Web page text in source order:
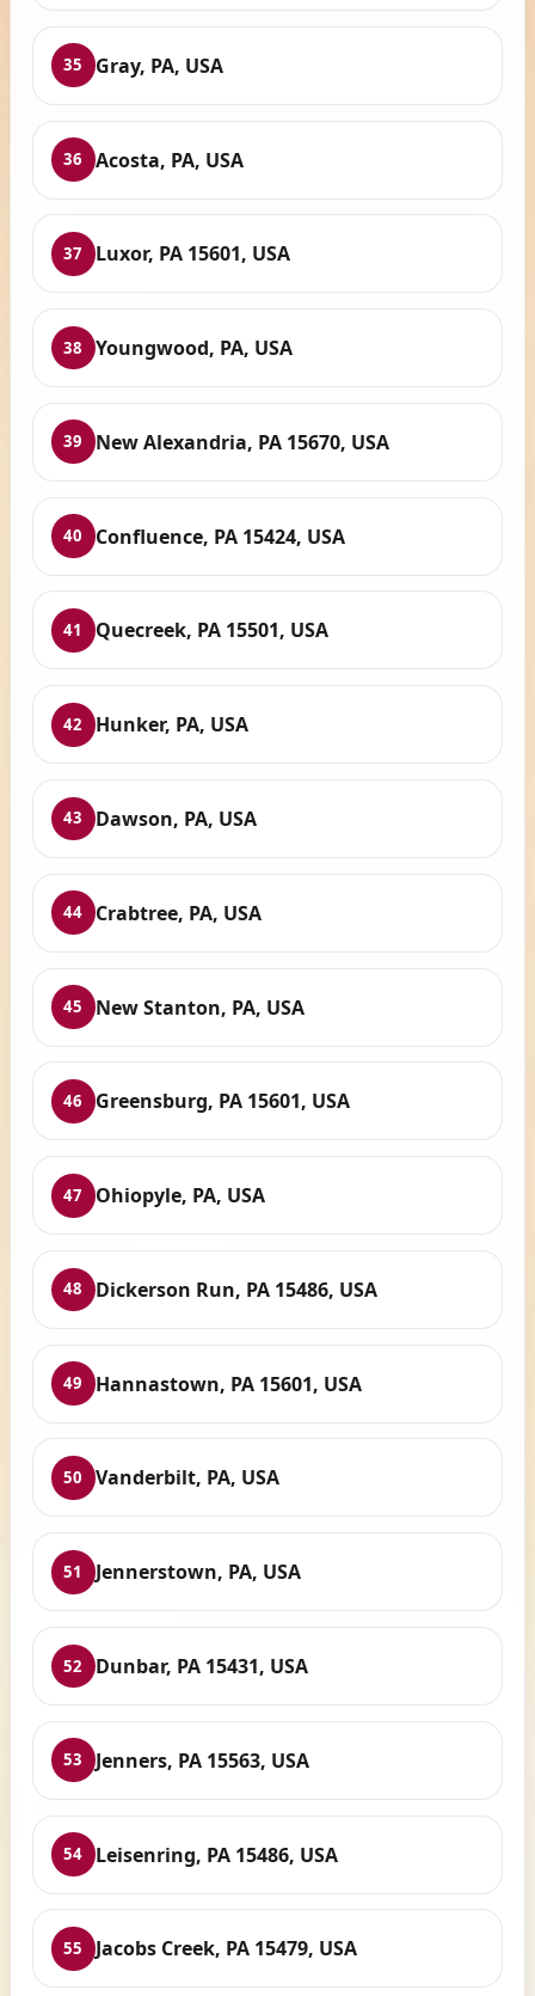
35 Gray, PA, USA
36 Acosta, PA, USA
37 Luxor, PA 15601, USA
38 Youngwood, PA, USA
39 New Alexandria, PA 15670, USA
40 Confluence, PA 15424, USA
41 Quecreek, PA 15501, USA
42 Hunker, PA, USA
43 Dawson, PA, USA
44 Crabtree, PA, USA
45 New Stanton, PA, USA
46 Greensburg, PA 15601, USA
47 Ohiopyle, PA, USA
48 Dickerson Run, PA 15486, USA
49 Hannastown, PA 15601, USA
50 Vanderbilt, PA, USA
51 Jennerstown, PA, USA
52 Dunbar, PA 15431, USA
53 Jenners, PA 15563, USA
54 Leisenring, PA 15486, USA
55 Jacobs Creek, PA 15479, USA